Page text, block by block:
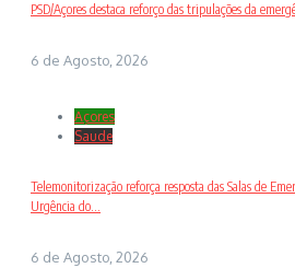
PSD/Açores destaca reforço das tripulações da
6 de Agosto, 2026
Açores
Saude
Telemonitorização reforça resposta das Salas de
Urgência do...
6 de Agosto, 2026